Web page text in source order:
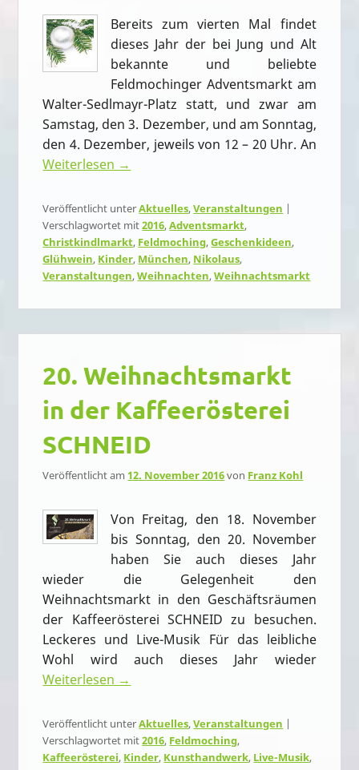
Bereits zum vierten Mal findet
dieses Jahr der bei Jung und Alt
bekannte und beliebte
Feldmochinger Adventsmarkt am
Walter-Sedlmayr-Platz statt, und zwar am
Samstag, den 3. Dezember, und am Sonntag,
den 4. Dezember, jeweils von 12 – 20 Uhr. An
Weiterlesen →
Veröffentlicht unterAktuelles,Veranstaltungen |
Verschlagwortet mit2016,Adventsmarkt,
Christkindlmarkt, Feldmoching,Geschenkideen,
Glühwein, Kinder, München, Nikolaus,
Veranstaltungen,Weihnachten,Weihnachtsmarkt
20. Weihnachtsmarkt
in der Kaffeerösterei
SCHNEID
Veröffentlicht am12. November 2016von Franz Kohl
Von Freitag, den 18. November
bis Sonntag, den 20. November
haben Sie auch dieses Jahr
wieder die Gelegenheit den
Weihnachtsmarkt in den Geschäftsräumen
der Kaffeerösterei SCHNEID zu besuchen.
Leckeres und Live-Musik Für das leibliche
Wohl wird auch dieses Jahr wieder
Weiterlesen →
Veröffentlicht unterAktuelles,Veranstaltungen |
Verschlagwortet mit2016, Feldmoching,
Kaffeerösterei, Kinder, Kunsthandwerk, Live-Musik,